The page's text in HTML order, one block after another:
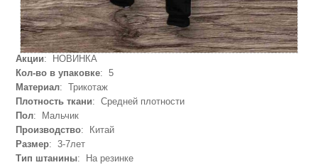
Акции: НОВИНКА
Кол-во в упаковке: 5
Материал: Трикотаж
Плотность ткани: Средней плотности
Пол: Мальчик
Производство: Китай
Размер: 3-7лет
Тип штанины: На резинке